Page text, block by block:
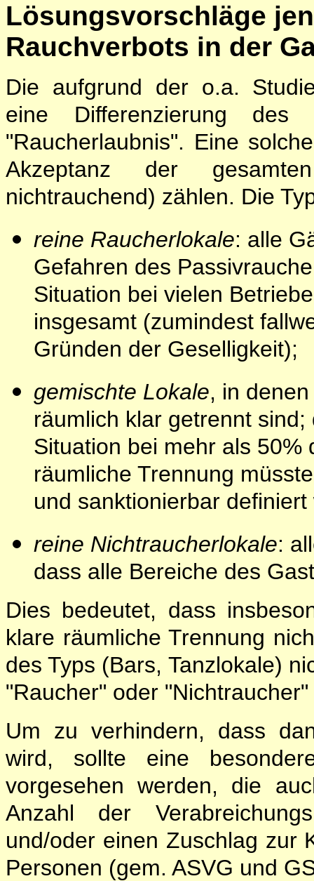
Lösungsvorschläge
Rauchverbots in der
Die aufgrund der o.a.
eine Differenzierung des
"Raucherlaubnis". Eine
Akzeptanz der
nichtrauchend) zählen. Die
reine Raucherlokale: alle
Gefahren des
Situation bei vielen
insgesamt (zumindest
Gründen der Geselligkeit);
gemischte Lokale, in
räumlich klar getrennt
Situation bei mehr als
räumliche Trennung
und sanktionierbar definiert
reine Nichtraucherlokale:
dass alle Bereiche des
Dies bedeutet, dass
klare räumliche Trennung
des Typs (Bars, Tanzlokale)
"Raucher" oder
Um zu verhindern, dass
wird, sollte eine
vorgesehen werden, die
Anzahl der
und/oder einen Zuschlag zur
Personen (gem. ASVG und